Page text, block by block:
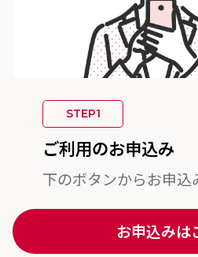
STEP1
ご利用のお申込み
下のボタンからお申込
お申込みは